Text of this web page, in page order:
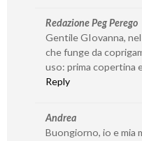
Redazione Peg Perego
Gentile GIovanna,
che funge da
uso: prima copertina
Reply
Andrea
Buongiorno, io e mia